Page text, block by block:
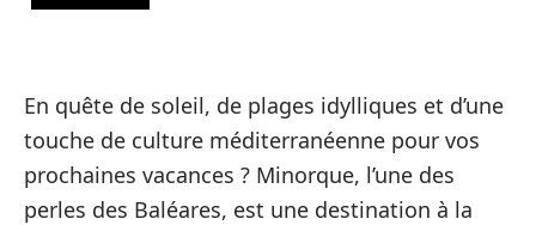
En quête de soleil, de plages idylliques et d’une
touche de culture méditerranéenne pour vos
prochaines vacances ? Minorque, l’une des
perles des Baléares, est une destination à la